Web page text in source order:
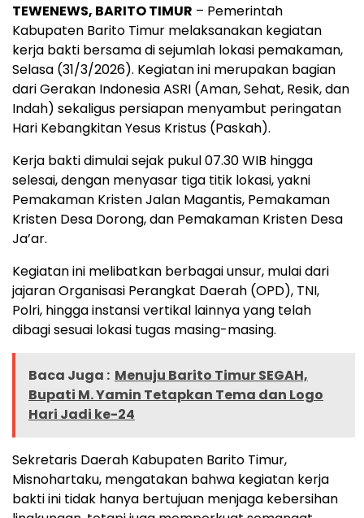
TEWENEWS, BARITO TIMUR – Pemerintah
Kabupaten Barito Timur melaksanakan kegiatan
kerja bakti bersama di sejumlah lokasi pemakaman,
Selasa (31/3/2026). Kegiatan ini merupakan bagian
dari Gerakan Indonesia ASRI (Aman, Sehat, Resik, dan
Indah) sekaligus persiapan menyambut peringatan
Hari Kebangkitan Yesus Kristus (Paskah).
Kerja bakti dimulai sejak pukul 07.30 WIB hingga
selesai, dengan menyasar tiga titik lokasi, yakni
Pemakaman Kristen Jalan Magantis, Pemakaman
Kristen Desa Dorong, dan Pemakaman Kristen Desa
Ja’ar.
Kegiatan ini melibatkan berbagai unsur, mulai dari
jajaran Organisasi Perangkat Daerah (OPD), TNI,
Polri, hingga instansi vertikal lainnya yang telah
dibagi sesuai lokasi tugas masing-masing.
Baca Juga : Menuju Barito Timur SEGAH,
Bupati M. Yamin Tetapkan Tema dan Logo
Hari Jadi ke-24
Sekretaris Daerah Kabupaten Barito Timur,
Misnohartaku, mengatakan bahwa kegiatan kerja
bakti ini tidak hanya bertujuan menjaga kebersihan